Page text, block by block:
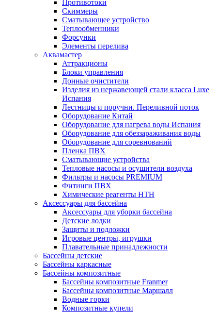
Противотоки
Скиммеры
Сматывающее устройство
Теплообменники
Форсунки
Элементы перелива
Аквамастер
Аттракционы
Блоки управления
Донные очистители
Изделия из нержавеющей стали класса Luxe
Испания
Лестницы и поручни. Переливной поток
Оборудование Китай
Оборудование для нагрева воды Испания
Оборудование для обеззараживания воды
Оборудование для соревнований
Пленка ПВХ
Сматывающие устройства
Тепловые насосы и осушители воздуха
Фильтры и насосы PREMIUM
Фитинги ПВХ
Химические реагенты HTH
Аксессуары для бассейна
Аксессуары для уборки бассейна
Детские лодки
Защиты и подложки
Игровые центры, игрушки
Плавательные принадлежности
Бассейны детские
Бассейны каркасные
Бассейны композитные
Бассейны композитные Franmer
Бассейны композитные Маршалл
Водные горки
Композитные купели